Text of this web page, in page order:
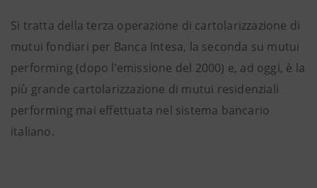
Si tratta della terza operazione di cartolarizzazione di
mutui fondiari per Banca Intesa, la seconda su mutui
performing (dopo l’emissione del 2000) e, ad oggi, è la
più grande cartolarizzazione di mutui residenziali
performing mai effettuata nel sistema bancario
italiano.